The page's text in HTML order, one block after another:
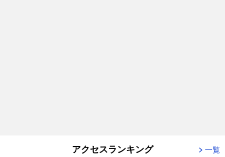
アクセスランキング 一覧